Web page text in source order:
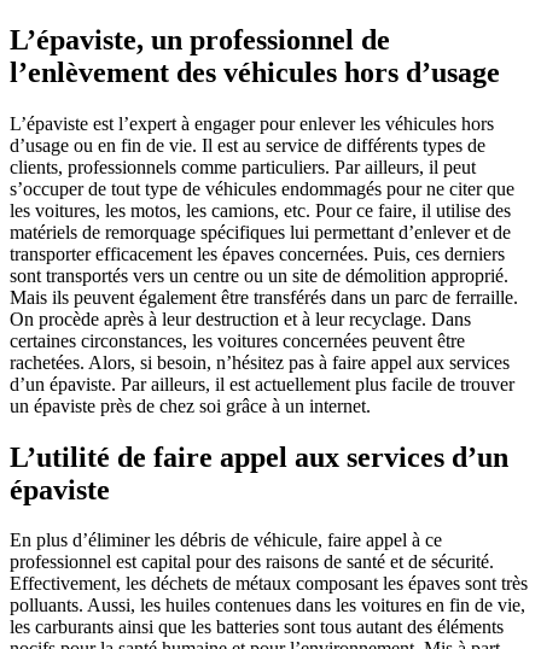
L’épaviste, un professionnel de
l’enlèvement des véhicules hors d’usage
L’épaviste est l’expert à engager pour enlever les véhicules hors
d’usage ou en fin de vie. Il est au service de différents types de
clients, professionnels comme particuliers. Par ailleurs, il peut
s’occuper de tout type de véhicules endommagés pour ne citer que
les voitures, les motos, les camions, etc. Pour ce faire, il utilise des
matériels de remorquage spécifiques lui permettant d’enlever et de
transporter efficacement les épaves concernées. Puis, ces derniers
sont transportés vers un centre ou un site de démolition approprié.
Mais ils peuvent également être transférés dans un parc de ferraille.
On procède après à leur destruction et à leur recyclage. Dans
certaines circonstances, les voitures concernées peuvent être
rachetées. Alors, si besoin, n’hésitez pas à faire appel aux services
d’un épaviste. Par ailleurs, il est actuellement plus facile de trouver
un épaviste près de chez soi grâce à un internet.
L’utilité de faire appel aux services d’un
épaviste
En plus d’éliminer les débris de véhicule, faire appel à ce
professionnel est capital pour des raisons de santé et de sécurité.
Effectivement, les déchets de métaux composant les épaves sont très
polluants. Aussi, les huiles contenues dans les voitures en fin de vie,
les carburants ainsi que les batteries sont tous autant des éléments